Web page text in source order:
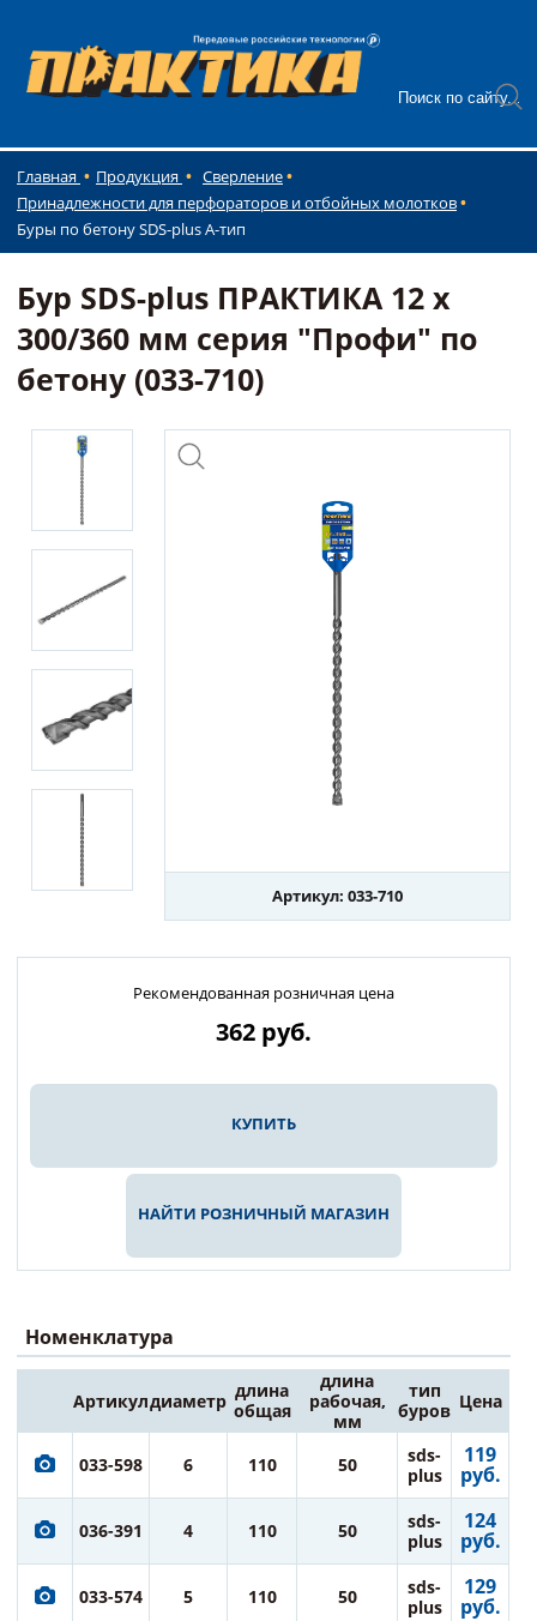
Главная Продукция
Сверление
Принадлежности для перфораторов и отбойных молотков
Буры по бетону SDS-plus А-тип
Бур SDS-plus ПРАКТИКА 12 х
300/360 мм серия "Профи" по
бетону (033-710)
Артикул: 033-710
Рекомендованная розничная цена
362 руб.
КУПИТЬ
НАЙТИ РОЗНИЧНЫЙ МАГАЗИН
Номенклатура
Артикулдиаметр длина
общая
длина
рабочая,
мм
тип
буров Цена
033-598 6 110 50
sds-
plus
119
руб.
036-391 4 110 50
sds-
plus
124
руб.
033-574 5 110 50
sds-
plus
129
руб.